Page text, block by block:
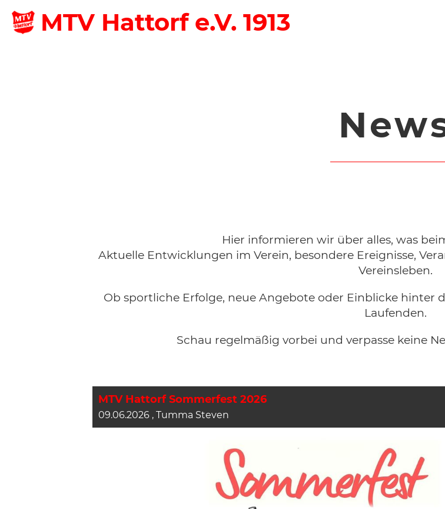
MTV Hattorf e.V. 1913
Hier informieren wir über alles, was
Aktuelle Entwicklungen im Verein, besondere Ereignisse,
Vereinsleben.
Ob sportliche Erfolge, neue Angebote oder Einblicke hinter
Laufenden.
Schau regelmäßig vorbei und verpasse keine
MTV Hattorf Sommerfest 2026
09.06.2026 , Tumma Steven